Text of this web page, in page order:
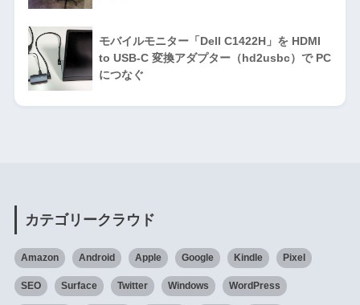
モバイルモニター「Dell C1422H」を HDMI
to USB-C 変換アダプター（hd2usbc）で PC
につなぐ
カテゴリークラウド
Amazon Android Apple Google Kindle Pixel
SEO Surface Twitter Windows WordPress